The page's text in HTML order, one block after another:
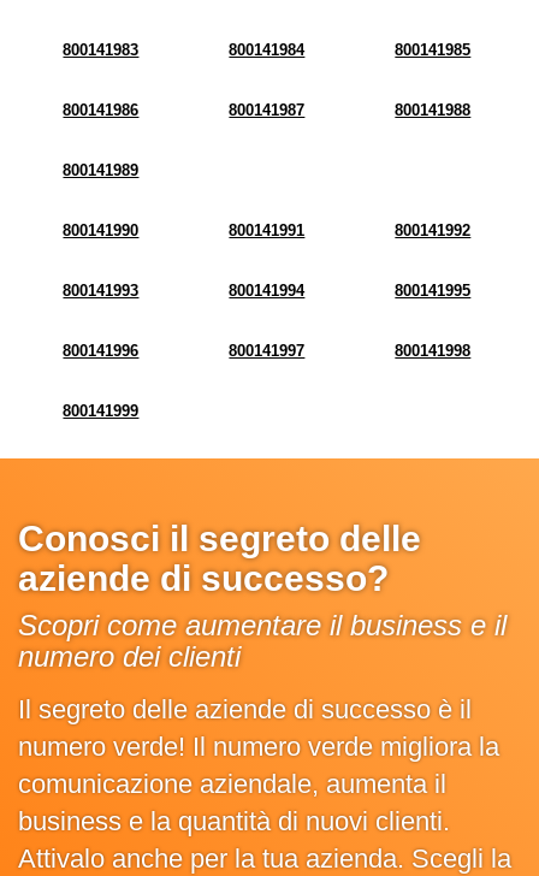
800141983 800141984 800141985
800141986 800141987 800141988
800141989
800141990 800141991 800141992
800141993 800141994 800141995
800141996 800141997 800141998
800141999
Conosci il segreto delle
aziende di successo?
Scopri come aumentare il business e il
numero dei clienti
Il segreto delle aziende di successo è il
numero verde! Il numero verde migliora la
comunicazione aziendale, aumenta il
business e la quantità di nuovi clienti.
Attivalo anche per la tua azienda. Scegli la